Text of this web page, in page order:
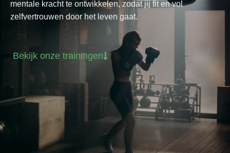
mentale kracht te ontwikkelen, zodat jij fit en vol
zelfvertrouwen door het leven gaat.
Bekijk onze trainingen